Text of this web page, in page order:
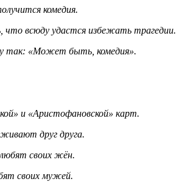
комедия.
что всюду удастся избежать трагедии.
так: «Может быть, комедия».
и «Аристофановской» карт.
друг друга.
своих жён.
своих мужей.